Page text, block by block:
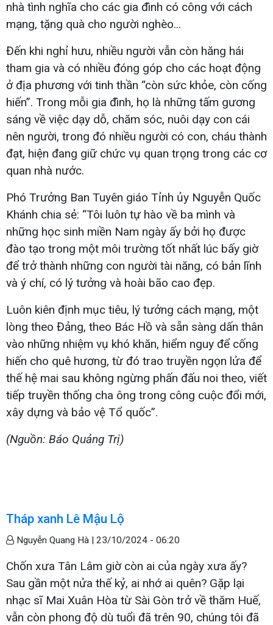
nhà tình nghĩa cho các gia đình có công với cách
mạng, tặng quà cho người nghèo...
Đến khi nghỉ hưu, nhiều người vẫn còn hăng hái
tham gia và có nhiều đóng góp cho các hoạt động
ở địa phương với tinh thần “còn sức khỏe, còn cống
hiến”. Trong mỗi gia đình, họ là những tấm gương
sáng về việc dạy dỗ, chăm sóc, nuôi dạy con cái
nên người, trong đó nhiều người có con, cháu thành
đạt, hiện đang giữ chức vụ quan trọng trong các cơ
quan nhà nước.
Phó Trưởng Ban Tuyên giáo Tỉnh ủy Nguyễn Quốc
Khánh chia sẻ: “Tôi luôn tự hào về ba mình và
những học sinh miền Nam ngày ấy bởi họ được
đào tạo trong một môi trường tốt nhất lúc bấy giờ
để trở thành những con người tài năng, có bản lĩnh
và ý chí, có lý tưởng và hoài bão cao đẹp.
Luôn kiên định mục tiêu, lý tưởng cách mạng, một
lòng theo Đảng, theo Bác Hồ và sẵn sàng dấn thân
vào những nhiệm vụ khó khăn, hiểm nguy để cống
hiến cho quê hương, từ đó trao truyền ngọn lửa để
thế hệ mai sau không ngừng phấn đấu noi theo, viết
tiếp truyền thống cha ông trong công cuộc đổi mới,
xây dựng và bảo vệ Tổ quốc”.
(Nguồn: Báo Quảng Trị)
Tháp xanh Lê Mậu Lộ
Nguyễn Quang Hà | 23/10/2024 - 06:20
Chốn xưa Tân Lâm giờ còn ai của ngày xưa ấy?
Sau gần một nửa thế kỷ, ai nhớ ai quên? Gặp lại
nhạc sĩ Mai Xuân Hòa từ Sài Gòn trở về thăm Huế,
vẫn còn phong độ dù tuổi đã trên 90, chúng tôi đã